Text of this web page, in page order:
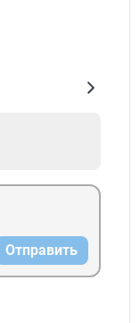
Отправить